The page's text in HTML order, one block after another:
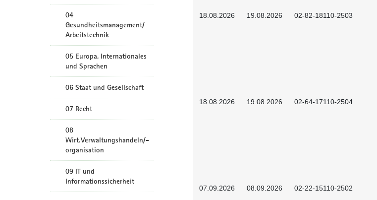
04
Gesundheitsmanagement/
Arbeitstechnik
05 Europa, Internationales
und Sprachen
06 Staat und Gesellschaft
07 Recht
08
Wirt.Verwaltungshandeln/-
organisation
09 IT und
Informationssicherheit
18.08.2026 19.08.2026 02-82-18110-2503
18.08.2026 19.08.2026 02-64-17110-2504
07.09.2026 08.09.2026 02-22-15110-2502